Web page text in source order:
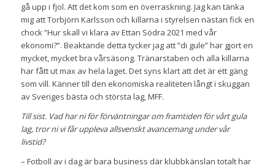
gå upp i fjol. Att det kom som en överraskning. Jag kan tänka
mig att Torbjörn Karlsson och killarna i styrelsen nästan fick en
chock ”Hur skall vi klara av Ettan Södra 2021 med vår
ekonomi?”. Beaktande detta tycker jag att ”di gule” har gjort en
mycket, mycket bra vårsäsong. Tränarstaben och alla killarna
har fått ut max av hela laget. Det syns klart att det är ett gäng
som vill. Känner till den ekonomiska realiteten långt i skuggan
av Sveriges bästa och största lag, MFF.
Till sist. Vad har ni för förväntningar om framtiden för vårt gula
lag, tror ni vi får uppleva allsvenskt avancemang under vår
livstid?
– Fotboll av i dag är bara business där klubbkänslan totalt har